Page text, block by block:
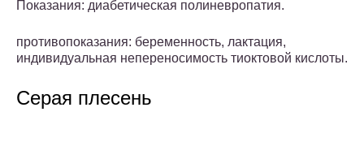
Показания: диабетическая полиневропатия.
противопоказания: беременность, лактация,
индивидуальная непереносимость тиоктовой кислоты.
Серая плесень